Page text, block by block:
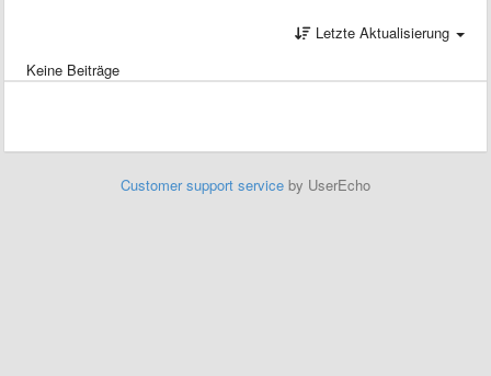
Letzte Aktualisierung
Keine Beiträge
Customer support service by UserEcho